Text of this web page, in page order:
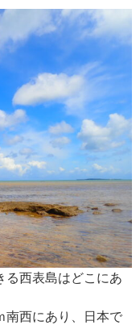
る西表島はどこにあ
南西にあり、日本で